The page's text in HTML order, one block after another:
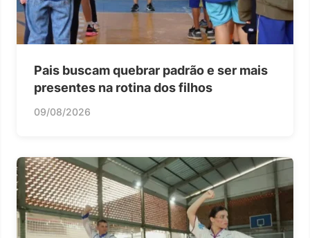
Pais buscam quebrar padrão e ser mais
presentes na rotina dos filhos
09/08/2026